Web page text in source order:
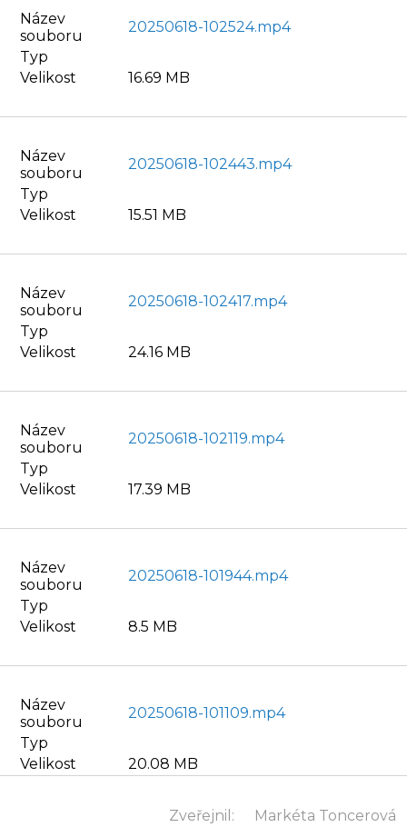
Název
souboru
20250618-102524.mp4
Typ
Velikost
16.69 MB
Název
souboru
20250618-102443.mp4
Typ
Velikost
15.51 MB
Název
souboru
20250618-102417.mp4
Typ
Velikost
24.16 MB
Název
souboru
20250618-102119.mp4
Typ
Velikost
17.39 MB
Název
souboru
20250618-101944.mp4
Typ
Velikost
8.5 MB
Název
souboru
20250618-101109.mp4
Typ
Velikost
20.08 MB
Zveřejnil: Markéta Toncerová